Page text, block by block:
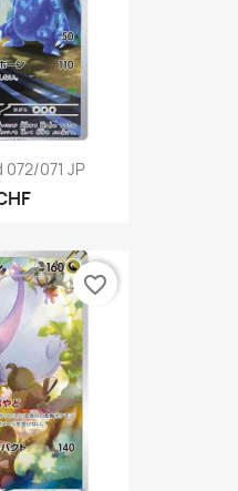
071 JP
favorite_border